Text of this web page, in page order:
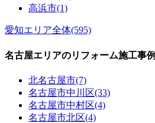
高浜市(1)
愛知エリア全体(595)
名古屋エリアのリフォーム施工事例
北名古屋市(7)
名古屋市中川区(33)
名古屋市中村区(4)
名古屋市北区(4)